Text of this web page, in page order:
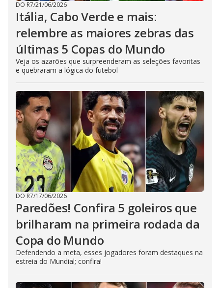
DO R7/21/06/2026
Itália, Cabo Verde e mais:
relembre as maiores zebras das
últimas 5 Copas do Mundo
Veja os azarões que surpreenderam as seleções favoritas
e quebraram a lógica do futebol
DO R7/17/06/2026
Paredões! Confira 5 goleiros que
brilharam na primeira rodada da
Copa do Mundo
Defendendo a meta, esses jogadores foram destaques na
estreia do Mundial; confira!